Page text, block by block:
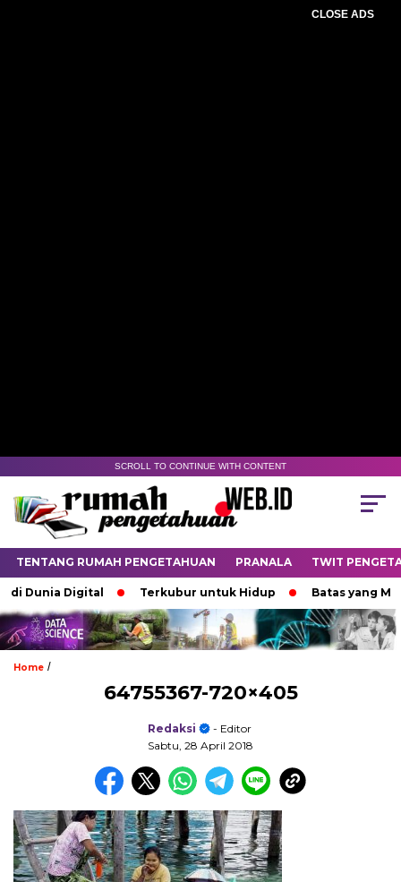
CLOSE ADS
SCROLL TO CONTINUE WITH CONTENT
TENTANG RUMAH PENGETAHUAN PRANALA TWIT
Dunia Digital Terkubur untuk Hidup Batas yang
Home /
64755367-720×405
Redaksi
- Editor
Sabtu, 28 April 2018